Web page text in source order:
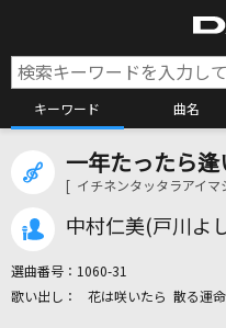
キーワード 曲名
カ
カラ
一年たったら逢
[ イチネンタッタラアイマ
中村仁美(戸川よ
選曲番号： 1060-31
花は咲いたら 散る運命